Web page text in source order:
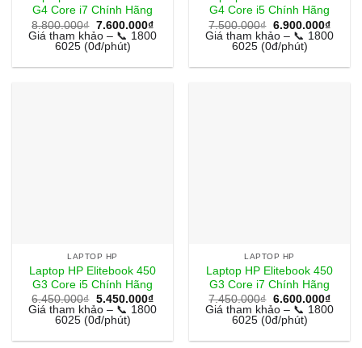
G4 Core i7 Chính Hãng
8.800.000₫ Giá
gốc
là:
8.800.000₫.
7.600.000₫Giá
hiện
7.600.000₫.
Giá tham khảo – 📞 1800
6025 (0đ/phút)
G4 Core i5 Chính Hãng
7.500.000₫ Giá
gốc
là:
7.500.000₫.
6.900.000₫Giá
hiện
Giá tham khảo – 📞 1800
6025 (0đ/phút)
LAPTOP HP
Laptop HP Elitebook 450
G3 Core i5 Chính Hãng
6.450.000₫ Giá
gốc
là:
6.450.000₫.
5.450.000₫Giá
hiện
5.450.000₫.
Giá tham khảo – 📞 1800
6025 (0đ/phút)
LAPTOP HP
Laptop HP Elitebook 450
G3 Core i7 Chính Hãng
7.450.000₫ Giá
gốc
là:
7.450.000₫.
6.600.000₫Giá
hiện
Giá tham khảo – 📞 1800
6025 (0đ/phút)